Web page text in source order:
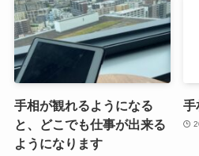
手相が観れるようになる
と、どこでも仕事が出来る
ようになります
手